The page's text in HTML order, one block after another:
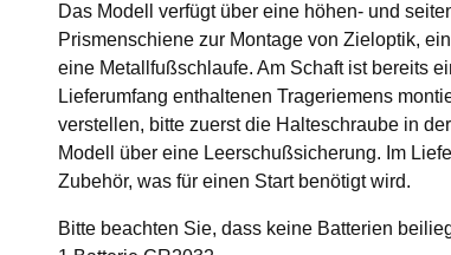
Das Modell verfügt über eine höhen- und
Prismenschiene zur Montage von Zieloptik,
eine Metallfußschlaufe. Am Schaft ist bereits
Lieferumfang enthaltenen Trageriemens
verstellen, bitte zuerst die Halteschraube in
Modell über eine Leerschußsicherung. Im
Zubehör, was für einen Start benötigt wird.
Bitte beachten Sie, dass keine Batterien